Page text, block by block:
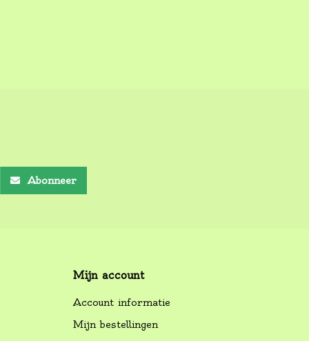
Abonneer
Mijn account
Account informatie
Mijn bestellingen